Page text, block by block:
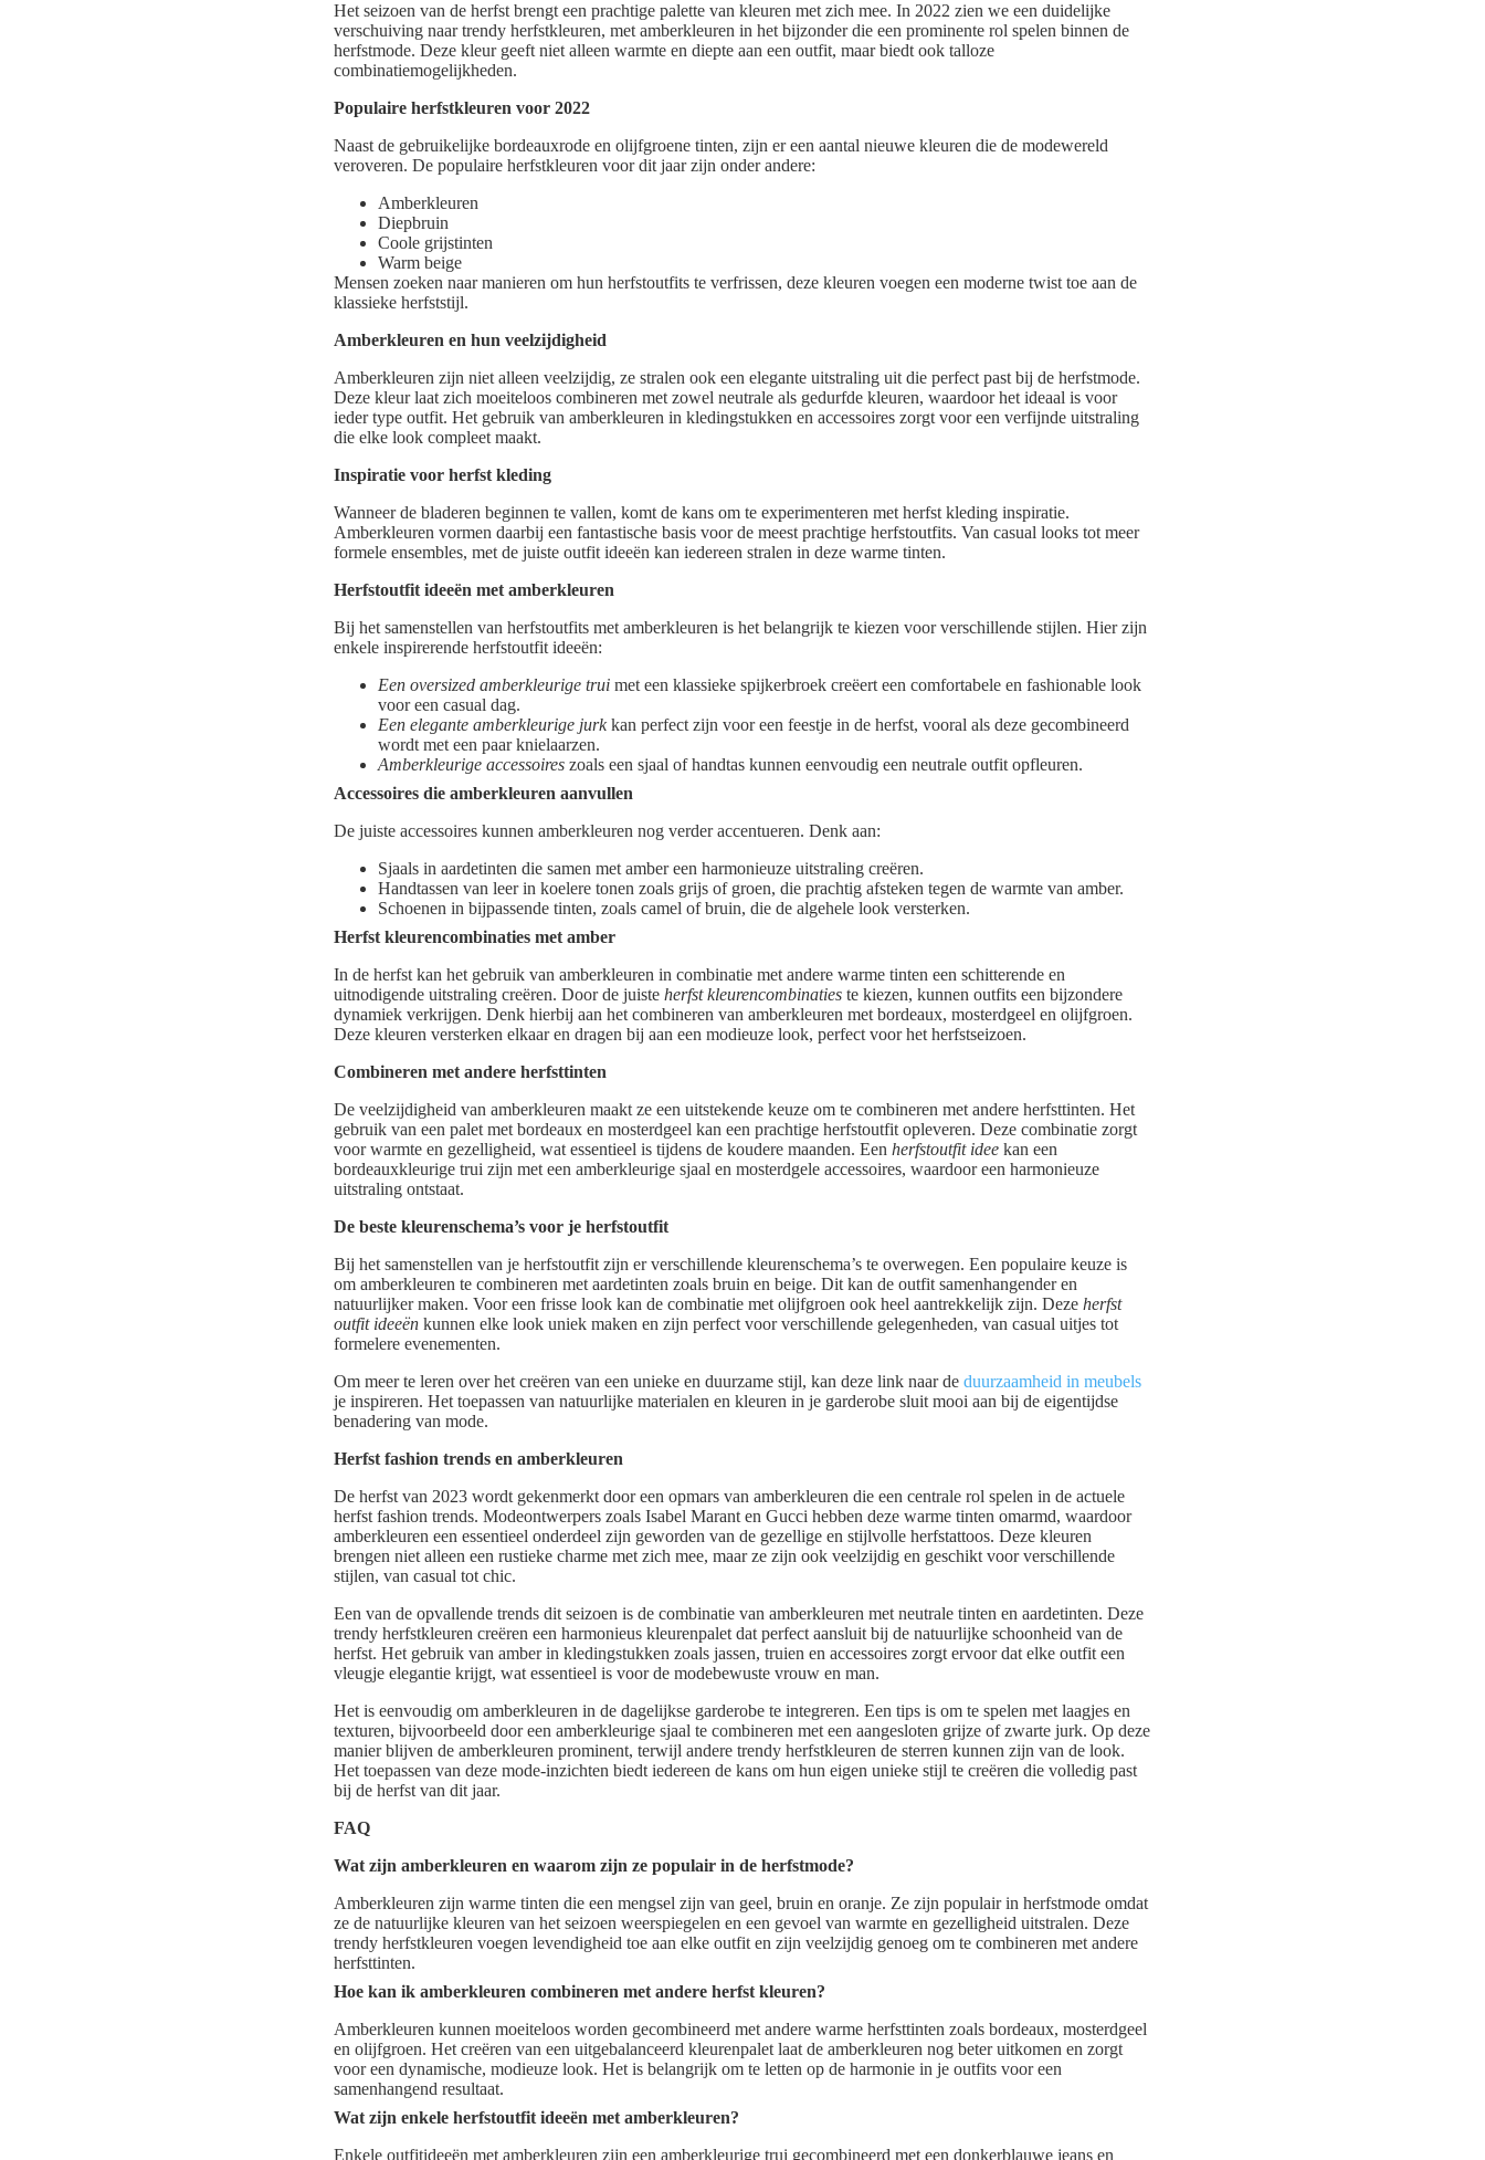
Het seizoen van de herfst brengt een prachtige palette van kleuren met zich mee. In 2022 zien we een duidelijke
verschuiving naar trendy herfstkleuren, met amberkleuren in het bijzonder die een prominente rol spelen binnen de
herfstmode. Deze kleur geeft niet alleen warmte en diepte aan een outfit, maar biedt ook talloze
combinatiemogelijkheden.
Populaire herfstkleuren voor 2022
Naast de gebruikelijke bordeauxrode en olijfgroene tinten, zijn er een aantal nieuwe kleuren die de modewereld
veroveren. De populaire herfstkleuren voor dit jaar zijn onder andere:
Amberkleuren
Diepbruin
Coole grijstinten
Warm beige
Mensen zoeken naar manieren om hun herfstoutfits te verfrissen, deze kleuren voegen een moderne twist toe aan de
klassieke herfststijl.
Amberkleuren en hun veelzijdigheid
Amberkleuren zijn niet alleen veelzijdig, ze stralen ook een elegante uitstraling uit die perfect past bij de herfstmode.
Deze kleur laat zich moeiteloos combineren met zowel neutrale als gedurfde kleuren, waardoor het ideaal is voor
ieder type outfit. Het gebruik van amberkleuren in kledingstukken en accessoires zorgt voor een verfijnde uitstraling
die elke look compleet maakt.
Inspiratie voor herfst kleding
Wanneer de bladeren beginnen te vallen, komt de kans om te experimenteren met herfst kleding inspiratie.
Amberkleuren vormen daarbij een fantastische basis voor de meest prachtige herfstoutfits. Van casual looks tot meer
formele ensembles, met de juiste outfit ideeën kan iedereen stralen in deze warme tinten.
Herfstoutfit ideeën met amberkleuren
Bij het samenstellen van herfstoutfits met amberkleuren is het belangrijk te kiezen voor verschillende stijlen. Hier zijn
enkele inspirerende herfstoutfit ideeën:
Een oversized amberkleurige trui met een klassieke spijkerbroek creëert een comfortabele en fashionable look
voor een casual dag.
Een elegante amberkleurige jurkkan perfect zijn voor een feestje in de herfst, vooral als deze gecombineerd
wordt met een paar knielaarzen.
Amberkleurige accessoires zoals een sjaal of handtas kunnen eenvoudig een neutrale outfit opfleuren.
Accessoires die amberkleuren aanvullen
De juiste accessoires kunnen amberkleuren nog verder accentueren. Denk aan:
Sjaals in aardetinten die samen met amber een harmonieuze uitstraling creëren.
Handtassen van leer in koelere tonen zoals grijs of groen, die prachtig afsteken tegen de warmte van amber.
Schoenen in bijpassende tinten, zoals camel of bruin, die de algehele look versterken.
Herfst kleurencombinaties met amber
In de herfst kan het gebruik van amberkleuren in combinatie met andere warme tinten een schitterende en
uitnodigende uitstraling creëren. Door de juiste herfst kleurencombinaties te kiezen, kunnen outfits een bijzondere
dynamiek verkrijgen. Denk hierbij aan het combineren van amberkleuren met bordeaux, mosterdgeel en olijfgroen.
Deze kleuren versterken elkaar en dragen bij aan een modieuze look, perfect voor het herfstseizoen.
Combineren met andere herfsttinten
De veelzijdigheid van amberkleuren maakt ze een uitstekende keuze om te combineren met andere herfsttinten. Het
gebruik van een palet met bordeaux en mosterdgeel kan een prachtige herfstoutfit opleveren. Deze combinatie zorgt
voor warmte en gezelligheid, wat essentieel is tijdens de koudere maanden. Een herfstoutfit idee kan een
bordeauxkleurige trui zijn met een amberkleurige sjaal en mosterdgele accessoires, waardoor een harmonieuze
uitstraling ontstaat.
De beste kleurenschema’s voor je herfstoutfit
Bij het samenstellen van je herfstoutfit zijn er verschillende kleurenschema’s te overwegen. Een populaire keuze is
om amberkleuren te combineren met aardetinten zoals bruin en beige. Dit kan de outfit samenhangender en
natuurlijker maken. Voor een frisse look kan de combinatie met olijfgroen ook heel aantrekkelijk zijn. Deze herfst
outfit ideeën kunnen elke look uniek maken en zijn perfect voor verschillende gelegenheden, van casual uitjes tot
formelere evenementen.
Om meer te leren over het creëren van een unieke en duurzame stijl, kan deze link naar de duurzaamheid in meubels
je inspireren. Het toepassen van natuurlijke materialen en kleuren in je garderobe sluit mooi aan bij de eigentijdse
benadering van mode.
Herfst fashion trends en amberkleuren
De herfst van 2023 wordt gekenmerkt door een opmars van amberkleuren die een centrale rol spelen in de actuele
herfst fashion trends. Modeontwerpers zoals Isabel Marant en Gucci hebben deze warme tinten omarmd, waardoor
amberkleuren een essentieel onderdeel zijn geworden van de gezellige en stijlvolle herfstattoos. Deze kleuren
brengen niet alleen een rustieke charme met zich mee, maar ze zijn ook veelzijdig en geschikt voor verschillende
stijlen, van casual tot chic.
Een van de opvallende trends dit seizoen is de combinatie van amberkleuren met neutrale tinten en aardetinten. Deze
trendy herfstkleuren creëren een harmonieus kleurenpalet dat perfect aansluit bij de natuurlijke schoonheid van de
herfst. Het gebruik van amber in kledingstukken zoals jassen, truien en accessoires zorgt ervoor dat elke outfit een
vleugje elegantie krijgt, wat essentieel is voor de modebewuste vrouw en man.
Het is eenvoudig om amberkleuren in de dagelijkse garderobe te integreren. Een tips is om te spelen met laagjes en
texturen, bijvoorbeeld door een amberkleurige sjaal te combineren met een aangesloten grijze of zwarte jurk. Op deze
manier blijven de amberkleuren prominent, terwijl andere trendy herfstkleuren de sterren kunnen zijn van de look.
Het toepassen van deze mode-inzichten biedt iedereen de kans om hun eigen unieke stijl te creëren die volledig past
bij de herfst van dit jaar.
FAQ
Wat zijn amberkleuren en waarom zijn ze populair in de herfstmode?
Amberkleuren zijn warme tinten die een mengsel zijn van geel, bruin en oranje. Ze zijn populair in herfstmode omdat
ze de natuurlijke kleuren van het seizoen weerspiegelen en een gevoel van warmte en gezelligheid uitstralen. Deze
trendy herfstkleuren voegen levendigheid toe aan elke outfit en zijn veelzijdig genoeg om te combineren met andere
herfsttinten.
Hoe kan ik amberkleuren combineren met andere herfst kleuren?
Amberkleuren kunnen moeiteloos worden gecombineerd met andere warme herfsttinten zoals bordeaux, mosterdgeel
en olijfgroen. Het creëren van een uitgebalanceerd kleurenpalet laat de amberkleuren nog beter uitkomen en zorgt
voor een dynamische, modieuze look. Het is belangrijk om te letten op de harmonie in je outfits voor een
samenhangend resultaat.
Wat zijn enkele herfstoutfit ideeën met amberkleuren?
Enkele outfitideeën met amberkleuren zijn een amberkleurige trui gecombineerd met een donkerblauwe jeans en